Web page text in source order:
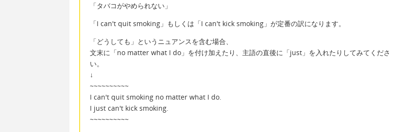
「タバコがやめられない」
「I can't quit smoking」もしくは「I can't kick smoking」が定番の訳になります。
「どうしても」というニュアンスを含む場合、
文末に「no matter what I do」を付け加えたり、主語の直後に「just」を入れたりしてみてくださ
い。
↓
~~~~~~~~~~
I can't quit smoking no matter what I do.
I just can't kick smoking.
~~~~~~~~~~